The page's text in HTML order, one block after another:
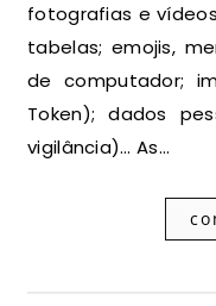
fotografias e
tabelas; emojis,
de computador;
Token); dados
vigilância)… As…